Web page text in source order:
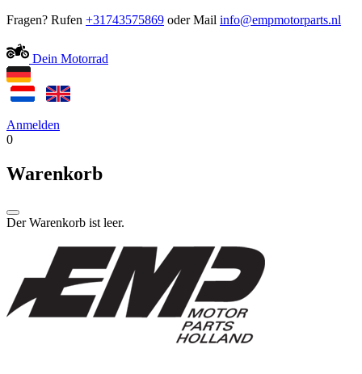
Fragen? Rufen +31743575869 oder Mail
Dein Motorrad
Anmelden
0
Warenkorb
Der Warenkorb ist leer.